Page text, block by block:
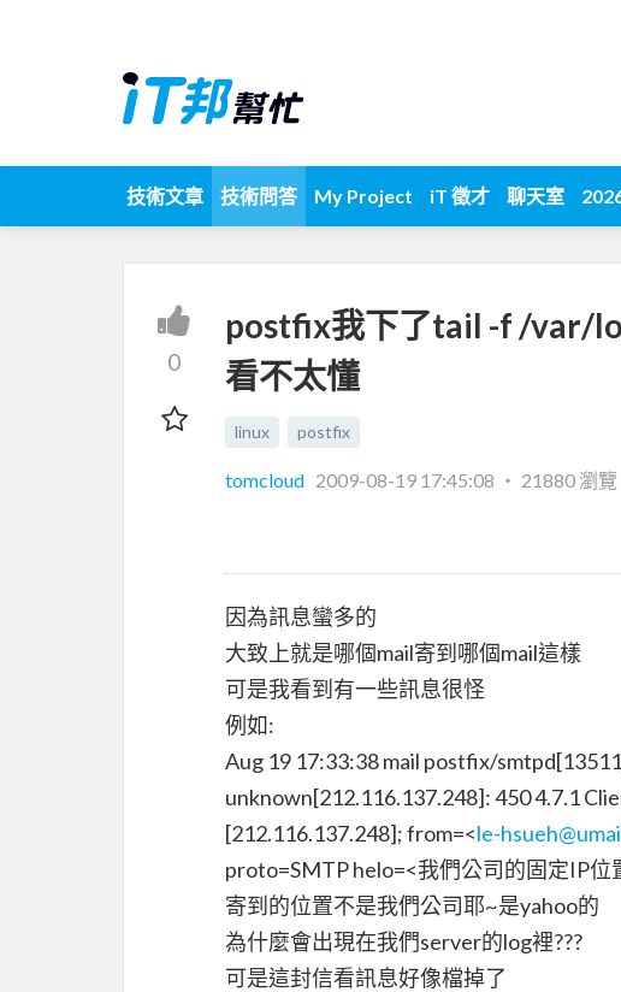
技術文章 技術問答 My Project iT 徵才 聊天室
0
postfix我下了tail -f /var/
看不太懂
linux postfix
tomcloud 2009-08-19 17:45:08 ‧ 21880 瀏覽
因為訊息蠻多的
大致上就是哪個mail寄到哪個mail這樣
可是我看到有一些訊息很怪
例如:
Aug 19 17:33:38 mail postfix/
unknown[212.116.137.248]: 450 4.7.1
[212.116.137.248]; from=<le-
proto=SMTP helo=<我們公司的固定IP位
寄到的位置不是我們公司耶~是yahoo的
為什麼會出現在我們server的log裡???
可是這封信看訊息好像檔掉了